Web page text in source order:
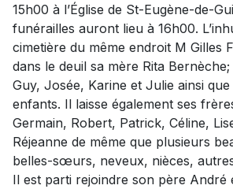
15h00 à l’Église de St-Eugène-de-
funérailles auront lieu à 16h00.
cimetière du même endroit M Gilles
dans le deuil sa mère Rita
Guy, Josée, Karine et Julie ainsi
enfants. Il laisse également ses
Germain, Robert, Patrick, Céline,
Réjeanne de même que plusieurs
belles-sœurs, neveux, nièces,
Il est parti rejoindre son père